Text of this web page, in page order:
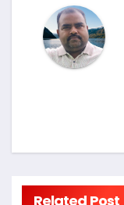
Related Post